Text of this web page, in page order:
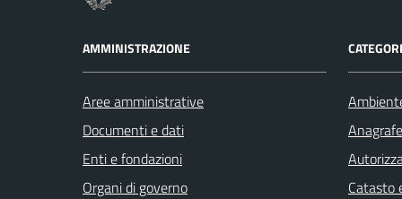
AMMINISTRAZIONE
Aree amministrative
Documenti e dati
Enti e fondazioni
Organi di governo
Catasto